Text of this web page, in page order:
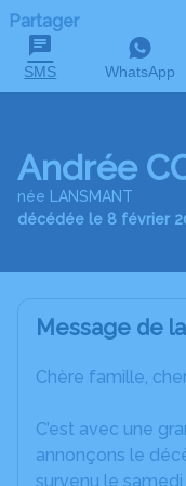
Partager
SMS WhatsApp
Andrée
née LANSMANT
décédée le 8 février
Message de
Chère famille,
C’est avec une
annonçons le
survenu le